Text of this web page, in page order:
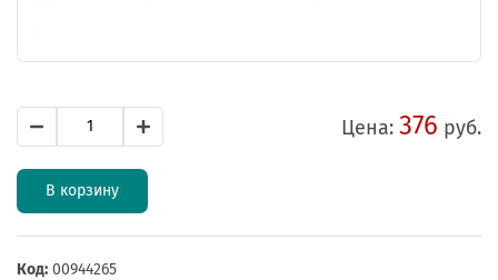
Цена: 376 руб.
В корзину
Код: 00944265